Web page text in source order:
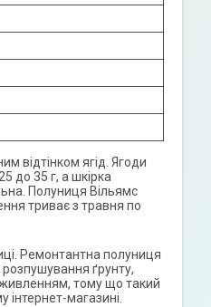
відтінком ягід. Ягоди
до 35 г, а шкірка
Полуниця Вільямс
триває з травня по
Ремонтантна полуниця
ґрунту,
тому що такий
магазині.